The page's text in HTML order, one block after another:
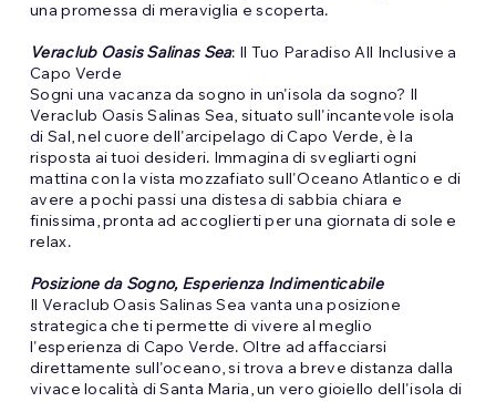
una promessa di meraviglia e scoperta.
Veraclub Oasis Salinas Sea: Il Tuo Paradiso All Inclusive a
Capo Verde
Sogni una vacanza da sogno in un'isola da sogno? Il
Veraclub Oasis Salinas Sea, situato sull'incantevole isola
di Sal, nel cuore dell'arcipelago di Capo Verde, è la
risposta ai tuoi desideri. Immagina di svegliarti ogni
mattina con la vista mozzafiato sull'Oceano Atlantico e di
avere a pochi passi una distesa di sabbia chiara e
finissima, pronta ad accoglierti per una giornata di sole e
relax.
Posizione da Sogno, Esperienza Indimenticabile
Il Veraclub Oasis Salinas Sea vanta una posizione
strategica che ti permette di vivere al meglio
l'esperienza di Capo Verde. Oltre ad affacciarsi
direttamente sull'oceano, si trova a breve distanza dalla
vivace località di Santa Maria, un vero gioiello dell'isola di